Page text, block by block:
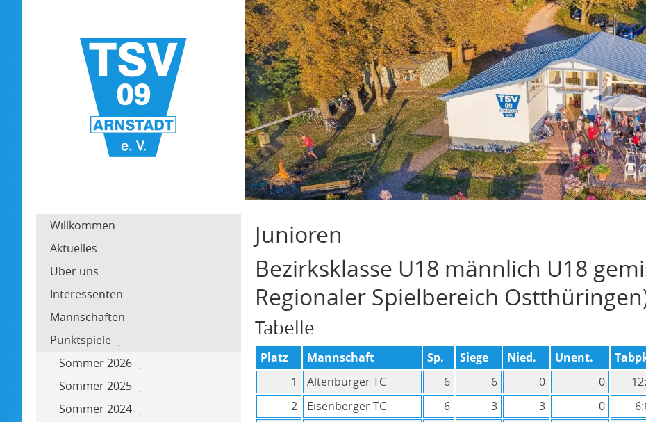
Willkommen
Aktuelles
Über uns
Interessenten
Mannschaften
Punktspiele
Sommer 2026
Sommer 2025
Sommer 2024
Junioren
Bezirksklasse U18 männlich U18
Regionaler Spielbereich
Tabelle
Platz Mannschaft Sp. Siege Nied. Unent.
1
Altenburger TC 6 6 0 0
2
Eisenberger TC 6 3 3 0